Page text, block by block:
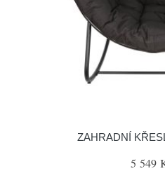
ZAHRADNÍ
5 549